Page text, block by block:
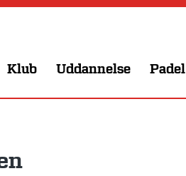
Klub Uddannelse Padel